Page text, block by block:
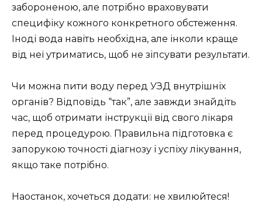
забороненою, але потрібно враховувати
специфіку кожного конкретного обстеження.
Іноді вода навіть необхідна, але інколи краще
від неї утриматись, щоб не зіпсувати результати.
Чи можна пити воду перед УЗД внутрішніх
органів? Відповідь “так”, але завжди знайдіть
час, щоб отримати інструкції від свого лікаря
перед процедурою. Правильна підготовка є
запорукою точності діагнозу і успіху лікування,
якщо таке потрібно.
Наостанок, хочеться додати: не хвилюйтеся!